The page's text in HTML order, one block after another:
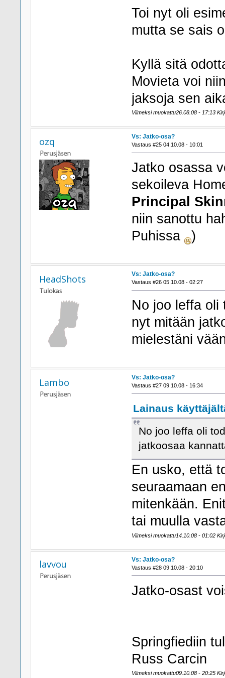
Toi nyt oli
mutta se sais
Kyllä sitä
Movieta voi
jaksoja sen
Viimeksi muokattu26.08.08 - 17:13
ozq Vs: Jatko-osa?
Vastaus #25 04.10.08 - 10:01
Jatko osassa
sekoileva
Principal
niin sanottu
Puhissa
)
HeadShots Vs: Jatko-osa?
Vastaus #26 05.10.08 - 02:27
No joo leffa oli
nyt mitään
mielestäni
Lambo Vs: Jatko-osa?
Vastaus #27 09.10.08 - 16:34
Lainaus
No joo leffa oli
jatkoosaa
En usko, että
seuraamaan
mitenkään.
tai muulla
Viimeksi muokattu14.10.08 - 01:02
lavvou Vs: Jatko-osa?
Vastaus #28 09.10.08 - 20:10
Jatko-
Springfiediin
Russ Carcin
Viimeksi muokattu09.10.08 - 20:25